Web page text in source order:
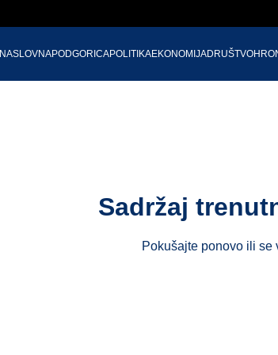
NASLOVNAPODGORICAPOLITIKAEKONOMIJADRUŠTVO
Sadržaj
Pokušajte ponovo ili se